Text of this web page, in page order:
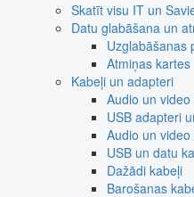
Skatīt visu IT un
Datu glabāšana un
Uzglabāšanas
Atmiņas kartes
Kabeļi un adapteri
Audio un
USB adapteri
Audio un video
USB un datu
Dažādi kabeļi
Barošanas